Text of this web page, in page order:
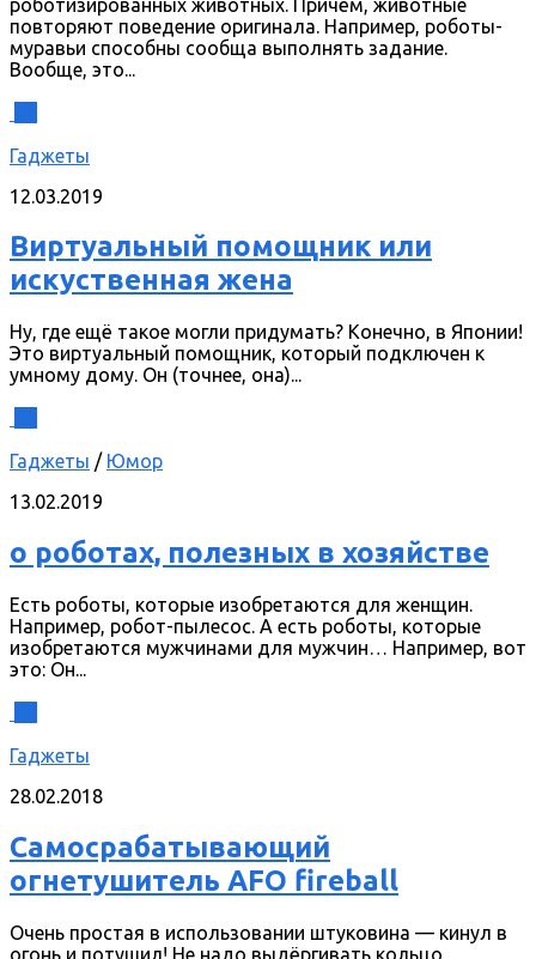
повторяют поведение оригинала. Например, роботы-
муравьи способны сообща выполнять задание.
Вообще, это...
Гаджеты
12.03.2019
Виртуальный помощник или
искуственная жена
Ну, где ещё такое могли придумать? Конечно, в Японии!
Это виртуальный помощник, который подключен к
умному дому. Он (точнее, она)...
Гаджеты / Юмор
13.02.2019
о роботах, полезных в хозяйстве
Есть роботы, которые изобретаются для женщин.
Например, робот-пылесос. А есть роботы, которые
изобретаются мужчинами для мужчин… Например, вот
это: Он...
Гаджеты
28.02.2018
Самосрабатывающий
огнетушитель AFO fireball
Очень простая в использовании штуковина — кинул в
огонь и потушил! Не надо выдёргивать кольцо,